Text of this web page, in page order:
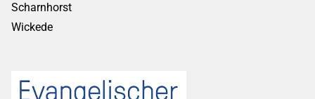
Scharnhorst
Wickede